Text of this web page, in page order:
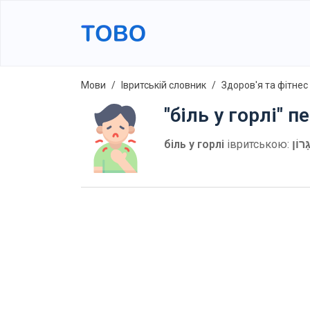
Мови Івритській словник Здоров'я та фітнес
"біль у горлі"
біль у горлі івритською: